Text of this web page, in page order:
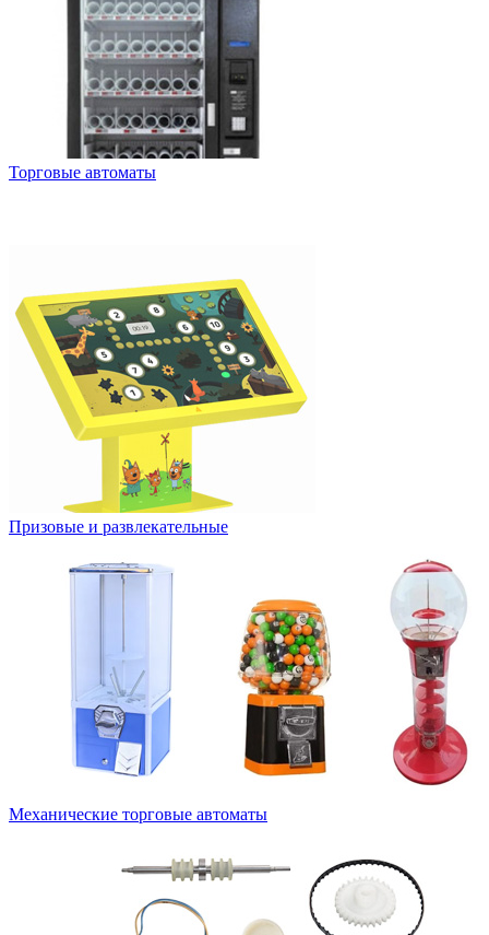
Торговые автоматы
Призовые и развлекательные
Механические торговые автоматы